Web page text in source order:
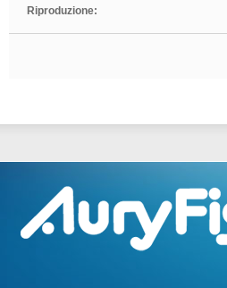
Riproduzione: